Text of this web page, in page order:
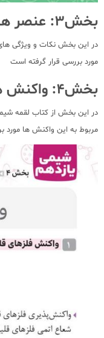
بخش3: عنصر ها و ترکیب ها
در این بخش نکات و ویژگی
مورد بررسی قرار گرفته است
بخش4: واکنش ها
در این بخش از کتاب لقمه
مربوط به این واکنش ها مورد